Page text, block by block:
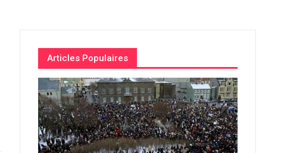
Articles Populaires